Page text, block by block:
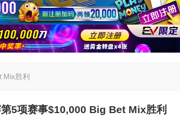
Mix胜利
5项赛事$10,000 Big Bet Mix胜利